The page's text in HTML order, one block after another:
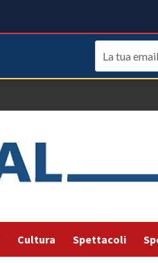
Cultura Spettacoli